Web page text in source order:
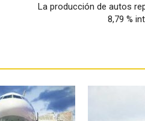
La producción de autos
8,79 %